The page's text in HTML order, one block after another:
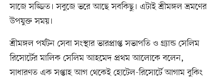
সাজে সজ্জিত। সবুজে ভরে আছে সবকিছু। এটাই শ্রীমঙ্গল ভ্রমণের
উপযুক্ত সময়।
শ্রীমঙ্গল পর্যটন সেবা সংস্থার ভারপ্রাপ্ত সভাপতি ও গ্র্যান্ড সেলিম
রিসোর্টের মালিক সেলিম আহমেদ প্রথম আলোকে বলেন,
সাধারণত এক সপ্তাহ আগ থেকেই হোটেল-রিসোর্টে আগাম বুকিং